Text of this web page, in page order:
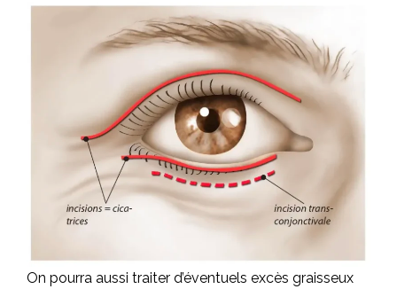
On pourra aussi traiter d’éventuels excès graisseux